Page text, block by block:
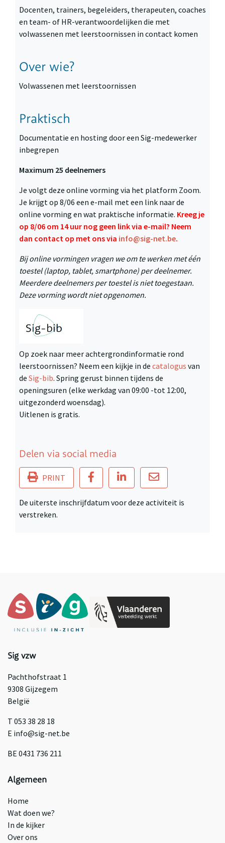
Docenten, trainers, begeleiders, therapeuten, coaches
en team- of HR-verantwoordelijken die met
volwassenen met leerstoornissen in contact komen
Over wie?
Volwassenen met leerstoornissen
Praktisch
Documentatie en hosting door een Sig-medewerker
inbegrepen
Maximum 25 deelnemers
Je volgt deze online vorming via het platform Zoom.
Je krijgt op 8/06 een e-mail met een link naar de
online vorming en wat praktische informatie. Kreeg je
op 8/06 om 14 uur nog geen link via e-mail? Neem
dan contact op met ons via info@sig-net.be.
Bij online vormingen vragen we om te werken met één
toestel (laptop, tablet, smartphone) per deelnemer.
Meerdere deelnemers per toestel is niet toegestaan.
Deze vorming wordt niet opgenomen.
Op zoek naar meer achtergrondinformatie rond
leerstoornissen? Neem een kijkje in de catalogus van
de Sig-bib. Spring gerust binnen tijdens de
openingsuren (elke werkdag van 09:00 -tot 12:00,
uitgezonderd woensdag).
Uitlenen is gratis.
Delen via social media
PRINT
De uiterste inschrijfdatum voor deze activiteit is
verstreken.
Sig vzw
Pachthofstraat 1
9308 Gijzegem
België
T 053 38 28 18
E info@sig-net.be
BE 0431 736 211
Algemeen
Home
Wat doen we?
In de kijker
Over ons